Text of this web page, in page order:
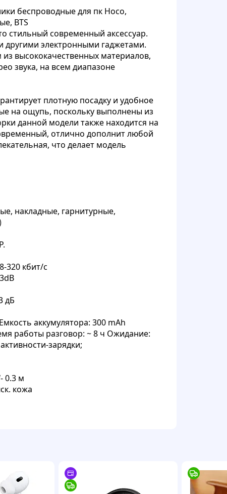
беспроводные для пк Hoco,
BTS
стильный современный аксессуар.
электронными гаджетами.
высококачественных материалов,
звука, на всем диапазоне
плотную посадку и удобное
на ощупь, поскольку выполнены из
данной модели также находится на
отлично дополнит любой
что делает модель
накладные, гарнитурные,
320 кбит/с
дБ
аккумулятора: 300 mAh
работы разговор: ~ 8 ч Ожидание:
зарядки;
0.3 м
кожа